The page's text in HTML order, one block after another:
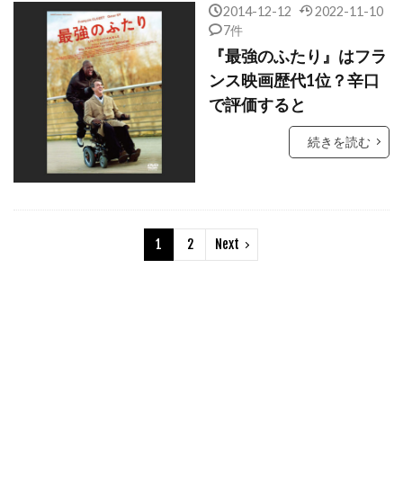
クリス・ワイアット
クリフトン・コリンズ・Jr
クリフトン・ジェームズ
クリフ・ロバートソン
クリント・イーストウッド
クリント・ハワード
クルーズ/ワグナー・プロダクションズ
クレア・モーリア
クレイグ・アルパート
2014-12-12
2022-11-10
7件
『最強のふたり』はフラ
ンス映画歴代1位？辛口
で評価すると
続きを読む
1 2 Next